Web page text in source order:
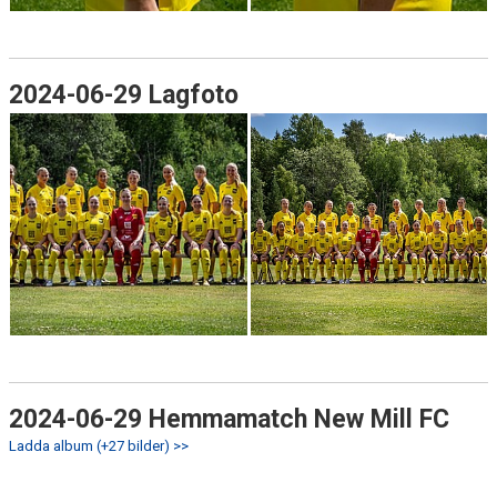
2024-06-29 Lagfoto
2024-06-29 Hemmamatch New Mill FC
Ladda album (+27 bilder) >>